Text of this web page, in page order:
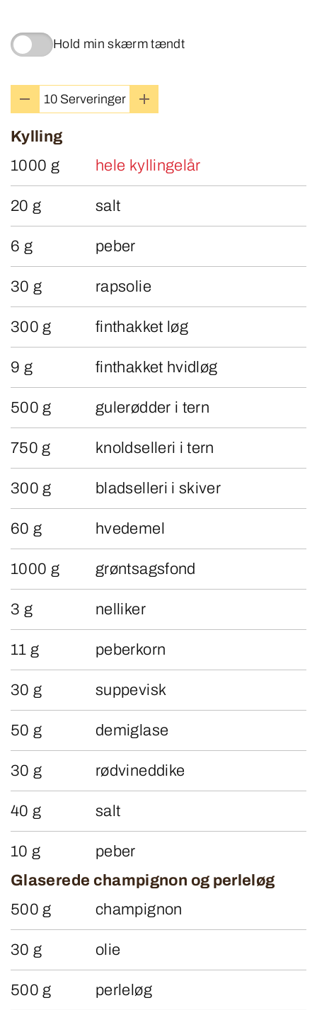
Hold min skærm tændt
Kylling
1000 g
hele kyllingelår
20 g salt
6 g peber
30 g rapsolie
300 g finthakket løg
9 g finthakket hvidløg
500 g gulerødder i tern
750 g knoldselleri i tern
300 g bladselleri i skiver
60 g hvedemel
1000 g grøntsagsfond
3 g nelliker
11 g peberkorn
30 g suppevisk
50 g demiglase
30 g rødvineddike
40 g salt
10 g
peber
Glaserede champignon og perleløg
500 g
champignon
30 g olie
500 g perleløg